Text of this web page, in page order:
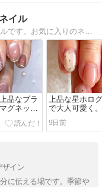
イル
静岡県浜松市のネイルサロン・ニコネイルです。お気に入りのネイルで気分を変えて見ませんか。ブログへの訪問お待ちしています。
品なブラ
グネット
デザイン
上品な星ホロ
で大人可愛く
のに華やかな
｜浜松市ネイ
9日前
ザイン
に伝える場です。季節や